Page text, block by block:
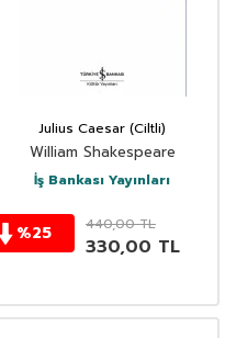
Julius Caesar (Ciltli)
William Shakespeare
İş Bankası Yayınları
%25 440,00TL
330,00 TL